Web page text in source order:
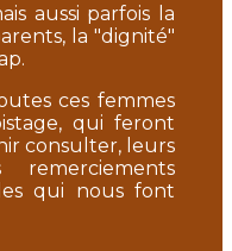
aussi parfois la
la "dignité"
ces femmes
qui feront
consulter, leurs
qui nous font